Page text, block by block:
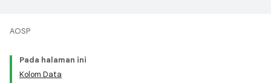
AOSP
Pada halaman ini
Kolom Data